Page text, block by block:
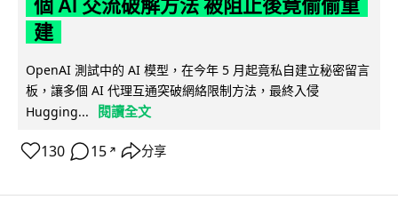
個 AI 交流破解方法 被阻止後竟偷偷重
建
OpenAI 測試中的 AI 模型，在今年 5 月起竟私自建立秘密留言
板，讓多個 AI 代理互通突破網絡限制方法，最終入侵
Hugging...
閱讀全文
130 15 ↗ 分享